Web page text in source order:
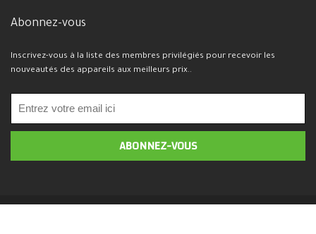
Abonnez-vous
Inscrivez-vous à la liste des membres privilégiés pour recevoir les
nouveautés des appareils aux meilleurs prix..